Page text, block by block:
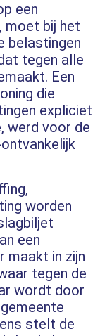
een
moet bij het
belastingen
tegen alle
Een
die
expliciet
werd voor de
worden
een
maakt in zijn
tegen de
wordt door
stelt de